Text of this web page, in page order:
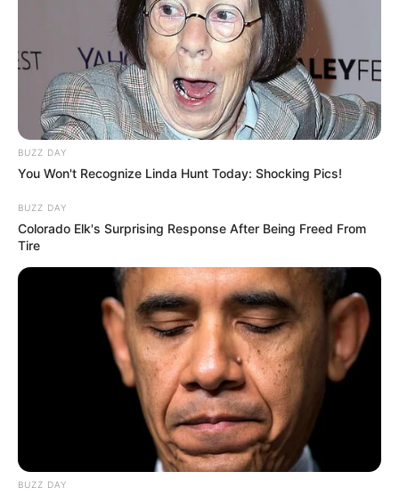
BUZZ DAY
You Won't Recognize Linda Hunt Today: Shocking Pics!
BUZZ DAY
Colorado Elk's Surprising Response After Being Freed From
Tire
BUZZ DAY